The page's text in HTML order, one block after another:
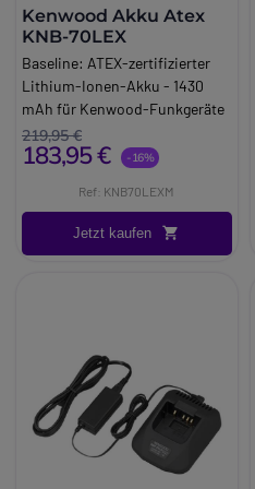
Kenwood Systeme
Der Adapter ist für ausgewählte
Kenwood Ladegeräte
konzipiert und sorgt für eine
stabile und sichere
Verbindung. Er lässt sich
problemlos in bestehende
Ladeinfrastrukturen
integrieren.
Mehr Effizienz im Arbeitsalltag
Durch die zentrale
Ladeverwaltung reduzieren Sie
einsatzbereit sind. Perfekt für
strukturierte Arbeitsabläufe.
Zuverlässige Bauweise für
professionelle Umgebungen
Die robuste Konstruktion ist
auf den täglichen Einsatz in
Kenwood Akku Atex
KNB-70LEX
Baseline: ATEX-zertifizierter
Lithium-Ionen-Akku - 1430
mAh für Kenwood-Funkgeräte
Brand:Kenwood
219,95 €
183,95 € -16%
Ref: KNB70LEXM
Jetzt kaufen